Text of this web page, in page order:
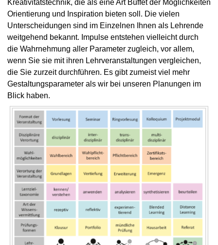
Kreativitätstechnik, die als eine Art Büffet der Möglichkeiten
Orientierung und Inspiration bieten soll. Die vielen
Unterscheidungen sind im Einzelnen Ihnen als Lehrende
weitgehend bekannt. Impulse entstehen vielleicht durch
die Wahrnehmung aller Parameter zugleich, vor allem,
wenn Sie sie mit ihren Lehrveranstaltungen vergleichen,
die Sie zurzeit durchführen. Es gibt zumeist viel mehr
Gestaltungsparameter als wir bei unseren Planungen im
Blick haben.